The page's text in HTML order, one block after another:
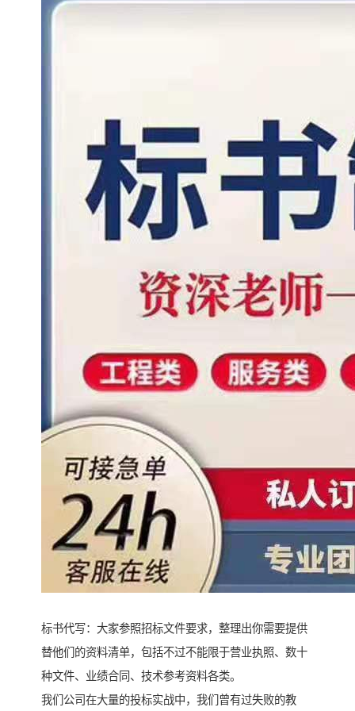
标书代写：大家参照招标文件要求，整理出你需要提供
替他们的资料清单，包括不过不能限于营业执照、数十
种文件、业绩合同、技术参考资料各类。
我们公司在大量的投标实战中，我们曾有过失败的教